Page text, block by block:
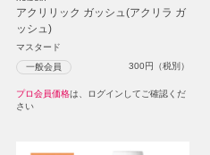
アクリリック ガッシュ(アクリラ ガ
ッシュ)
マスタード
一般会員 300円（税別）
プロ会員価格は、ログインしてご確認くだ
さい